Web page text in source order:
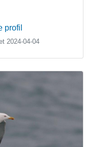
profil
2024-04-04